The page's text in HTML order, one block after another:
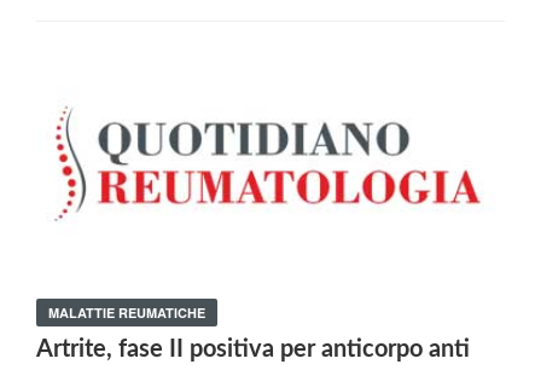
MALATTIE REUMATICHE
Artrite, fase II positiva per anticorpo anti